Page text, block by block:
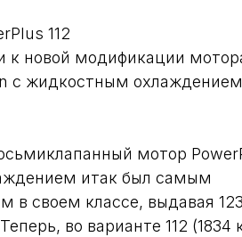
112
к новой модификации
с жидкостным
мотор
итак был самым
в своем классе, выдавая
во варианте 112 (1834